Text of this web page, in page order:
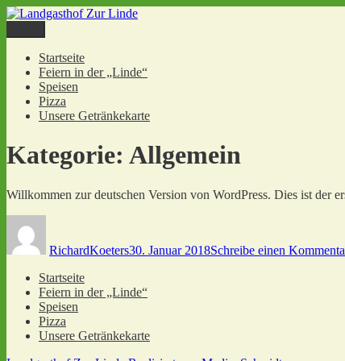
Zum
springen
Landgasthof Zur Linde
Rheurdt-Schaephuysen
Startseite
Feiern in der „Linde“
Speisen
Pizza
Unsere Getränkekarte
Kategorie: Allgemein
Willkommen zur deutschen Version von WordPress. Dies ist der
RichardKoeters30. Januar 2018Schreibe einen
Startseite
Feiern in der „Linde“
Speisen
Pizza
Unsere Getränkekarte